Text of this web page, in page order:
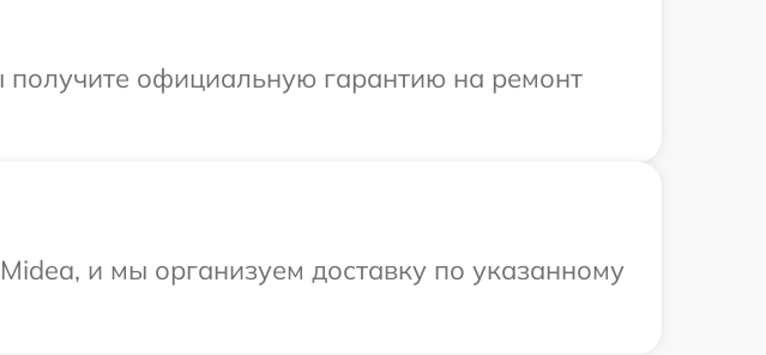
получите официальную гарантию на ремонт
и мы организуем доставку по указанному